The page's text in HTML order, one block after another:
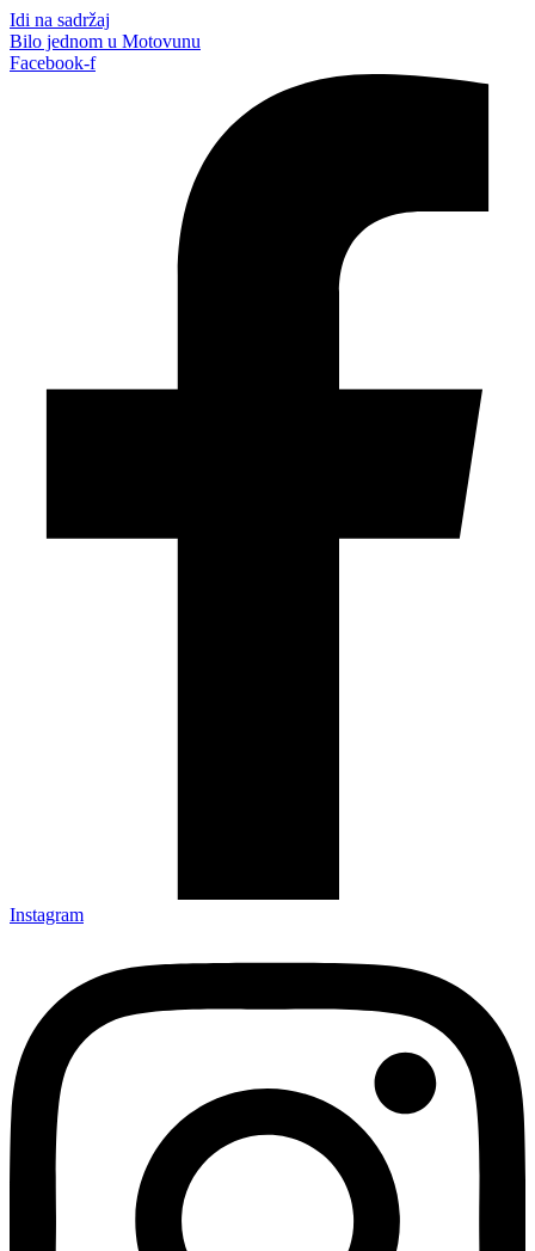
Idi na sadržaj
Bilo jednom u Motovunu
Facebook-f
Instagram